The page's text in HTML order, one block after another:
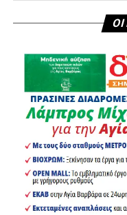
αθλοπαιδιές,
θεατρικό παιχνίδι,
Η ολοκλήρωση του
εκδήλωση«Η ζωή
παρουσίασαν μέρος
πειράματα χημείας,
παραδοσιακούς και
δημιουργικές
διαφορετικότητα,
κοινωνικές
ευαισθητοποίηση.